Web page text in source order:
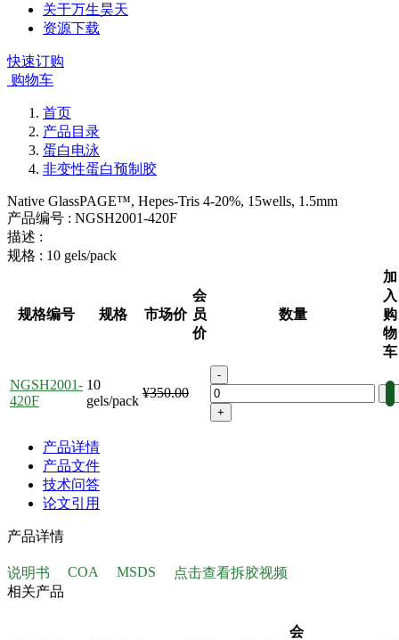
关于万生昊天
资源下载
快速订购
购物车
首页
产品目录
蛋白电泳
非变性蛋白预制胶
Native GlassPAGE™, Hepes-Tris 4-20%, 15wells, 1.5mm
产品编号 : NGSH2001-420F
描述 :
规格 : 10 gels/pack
规格编号 规格 市场价
会
员
价
数量
加
入
购
物
车
NGSH2001-
420F
10
gels/pack
¥350.00
-
+
产品详情
产品文件
技术问答
论文引用
产品详情
说明书 COA MSDS
点击查看拆胶视频
相关产品
会